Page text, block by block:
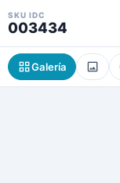
SKU IDC
003434
Galería